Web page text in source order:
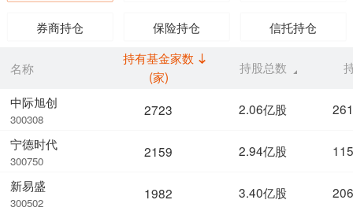
券商持仓 保险持仓 信托持仓
名称
中际旭创
300308
宁德时代
300750
新易盛
300502
持有基金家数
(家)
持股总数
2723 2.06亿股
2159 2.94亿股
1982 3.40亿股